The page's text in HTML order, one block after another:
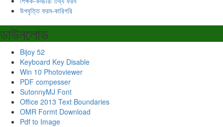
উপবৃত্তি ফরম-কারিগরি
ডাউনলোড
Bijoy 52
Keyboard Key Disable
Win 10 Photoviewer
PDF compesser
SutonnyMJ Font
Office 2013 Text Boundaries
OMR Formt Download
Pdf to Image